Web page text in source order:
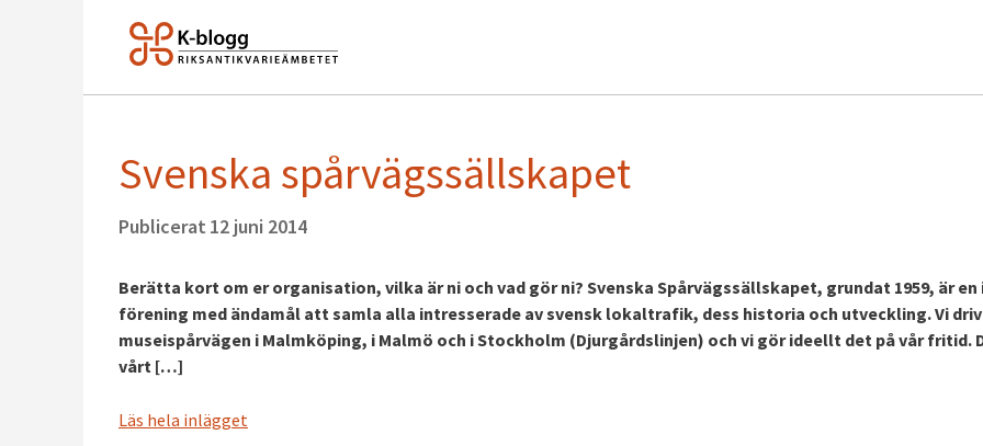
Svenska spårvägssällskapet
Publicerat 12 juni 2014
Berätta kort om er organisation, vilka är ni och vad gör ni? Svenska Spårvägssällskapet, grundat 1959, är
förening med ändamål att samla alla intresserade av svensk lokaltrafik, dess historia och utveckling. Vi
museispårvägen i Malmköping, i Malmö och i Stockholm (Djurgårdslinjen) och vi gör ideellt det på vår fritid.
vårt […]
Läs hela inlägget